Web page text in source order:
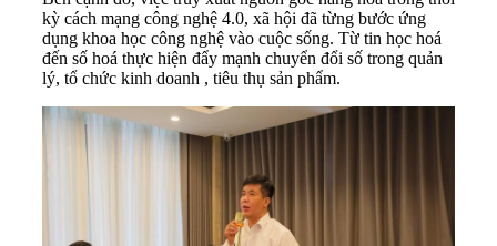
kỳ cách mạng công nghệ 4.0, xã hội đã từng bước ứng
dụng khoa học công nghệ vào cuộc sống. Từ tin học hoá
đến số hoá thực hiện đẩy mạnh chuyển đổi số trong quản
lý, tổ chức kinh doanh , tiêu thụ sản phẩm.